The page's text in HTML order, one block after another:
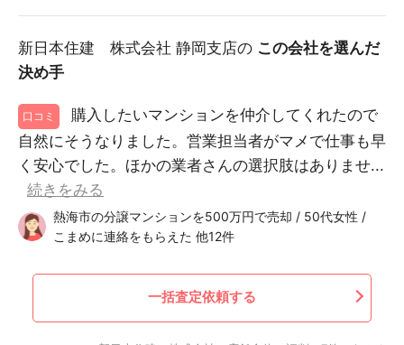
新日本住建 株式会社 静岡支店の この会社を選んだ
決め手
口コミ
購入したいマンションを仲介してくれたので
自然にそうなりました。営業担当者がマメで仕事も早
く安心でした。ほかの業者さんの選択肢はありませ...
続きをみる
熱海市の分譲マンションを500万円で売却 / 50代女性 /
こまめに連絡をもらえた 他12件
一括査定依頼する